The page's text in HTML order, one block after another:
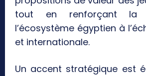
tout en renforçant la
l’écosystème égyptien à
et internationale.
Un accent stratégique est